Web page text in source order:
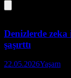
Denizlerde
şaşırttı
22.05.2026Yaşam